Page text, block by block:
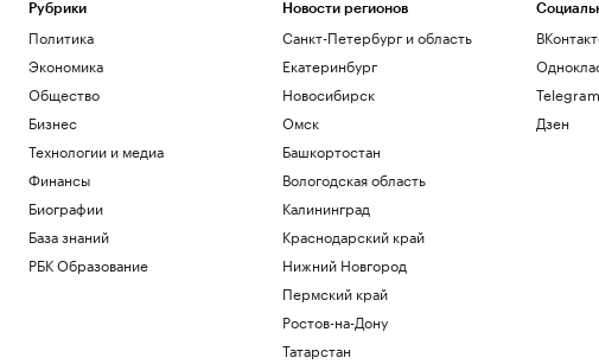
надвигающегося тайфуна
Экономика
В России вырос спрос на аппаратные
криптокошельки. В чем дело
Эксперты объяснили, зачем взрослым
получать дополнительное
образование
Общество
Рубрики
Политика
Экономика
Общество
Бизнес
Технологии и медиа
Финансы
Биографии
База знаний
РБК Образование
Новости регионов
Санкт-Петербург и область
Екатеринбург
Новосибирск
Омск
Башкортостан
Вологодская область
Калининград
Краснодарский край
Нижний Новгород
Пермский край
Ростов-на-Дону
Татарстан
Telegram
Дзен